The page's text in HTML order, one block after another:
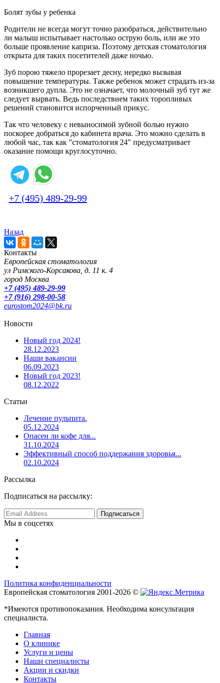
Болят зубы у ребенка
Родители не всегда могут точно разобраться, действительно
ли малыш испытывает настолько острую боль, или же это
больше проявление каприза. Поэтому детская стоматология
открыта для таких посетителей даже ночью.
Зуб порою тяжело прорезает десну, нередко вызывая
повышение температуры. Также ребенок может страдать из-за
возникшего дупла. Это не означает, что молочный зуб тут же
следует вырвать. Ведь последствием таких торопливых
решений становится испорченный прикус.
Так что человеку с невыносимой зубной болью нужно
поскорее добраться до кабинета врача. Это можно сделать в
любой час, так как "стоматология 24" предусматривает
оказание помощи круглосуточно.
+7 (495) 489-29-99
Назад
Контакты
Европейская стоматология
ул Римского-Корсакова, д. 11 к. 4
город Москва
+7 (495) 489-29-99
+7 (916) 298-00-58
eurostom2024@bk.ru
Новости
Новый год 2024!
28.12.2023
Наши вакансии
06.09.2023
Новый год 2023!
08.12.2022
Статьи
Лечение пульпита.
05.12.2024
Опасен ли кофе для...
31.10.2024
Эффективный способ поддержания здоровья...
02.10.2024
Рассылка
Подписаться на рассылку:
Мы в соцсетях
Политика конфиденциальности
Европейская стоматология 2001-2026 ©
*Имеются противопоказания. Необходима консультация
специалиста.
Главная
О клинике
Услуги и цены
Наши специалисты
Акции и скидки
Контакты